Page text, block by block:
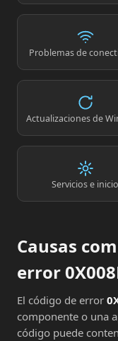
Problemas de
Actualizaciones de
Servicios e inicio
Causas
error
El código de error
componente o una
código puede